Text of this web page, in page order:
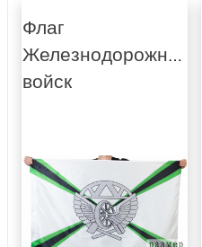
Флаг
Железнодорожных
войск